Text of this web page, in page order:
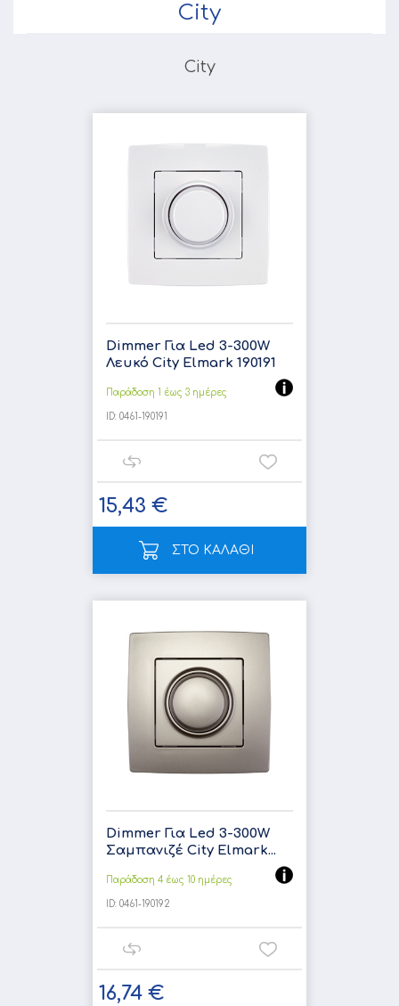
City
City
Dimmer Για Led 3-300W
Λευκό City Elmark 190191
Παράδοση 1 έως 3 ημέρες
ID: 0461-190191
15,43 €
ΣΤΟ ΚΑΛΑΘΙ
Dimmer Για Led 3-300W
Σαμπανιζέ City Elmark...
Παράδοση 4 έως 10 ημέρες
ID: 0461-190192
16,74 €